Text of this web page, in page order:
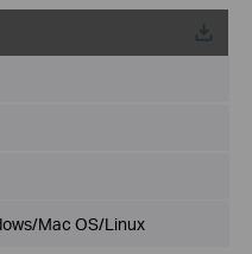
Mac OS/Linux